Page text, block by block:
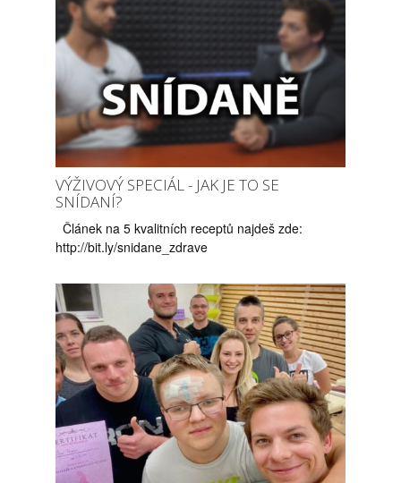
VÝŽIVOVÝ SPECIÁL - JAK JE TO SE
SNÍDANÍ?
Článek na 5 kvalitních receptů najdeš zde:
http://bit.ly/snidane_zdrave